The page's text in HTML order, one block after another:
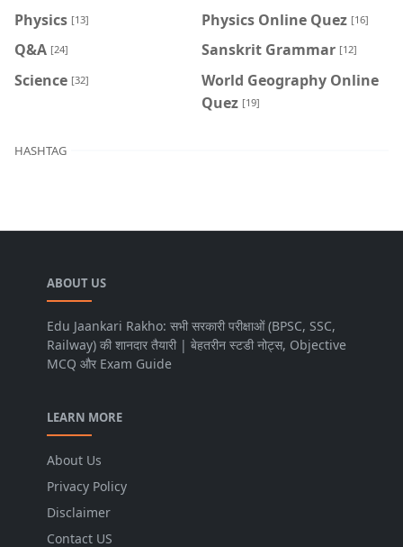
Physics [13] Physics Online Quez [16]
Q&A [24] Sanskrit Grammar [12]
Science [32]
World Geography Online
Quez [19]
HASHTAG
ABOUT US
Edu Jaankari Rakho: सभी सरकारी परीक्षाओं (BPSC, SSC,
Railway) की शानदार तैयारी | बेहतरीन स्टडी नोट्स, Objective
MCQ और Exam Guide
LEARN MORE
About Us
Privacy Policy
Disclaimer
Contact US